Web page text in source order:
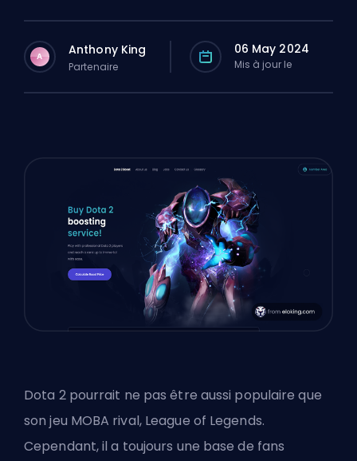
A Anthony King
Partenaire
06 May 2024
Mis à jour le
Dota 2 pourrait ne pas être aussi populaire que
son jeu MOBA rival, League of Legends.
Cependant, il a toujours une base de fans